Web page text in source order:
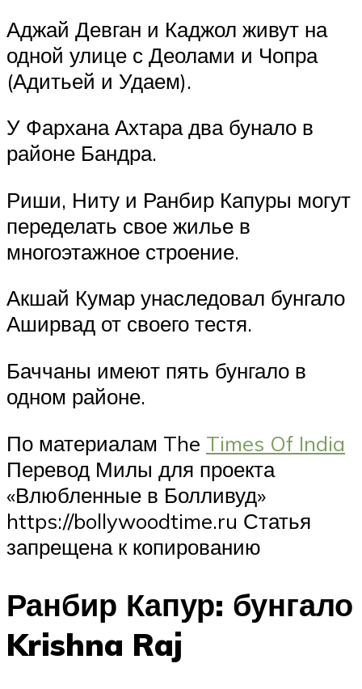
Аджай Девган и Каджол живут на
одной улице с Деолами и Чопра
(Адитьей и Удаем).
У Фархана Ахтара два бунало в
районе Бандра.
Риши, Ниту и Ранбир Капуры могут
переделать свое жилье в
многоэтажное строение.
Акшай Кумар унаследовал бунгало
Аширвад от своего тестя.
Баччаны имеют пять бунгало в
одном районе.
По материалам The Times Of India
Перевод Милы для проекта
«Влюбленные в Болливуд»
https://bollywoodtime.ru Статья
запрещена к копированию
Ранбир Капур: бунгало
Krishna Raj